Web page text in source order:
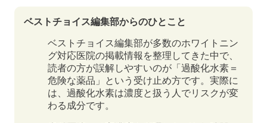
ベストチョイス編集部からのひとこと
ベストチョイス編集部が多数のホワイトニン
グ対応医院の掲載情報を整理してきた中で、
読者の方が誤解しやすいのが「過酸化水素＝
危険な薬品」という受け止め方です。実際に
は、過酸化水素は濃度と扱う人でリスクが変
わる成分です。